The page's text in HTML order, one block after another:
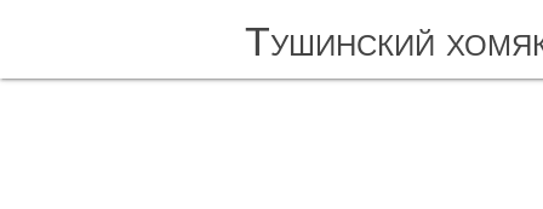
Тушинский